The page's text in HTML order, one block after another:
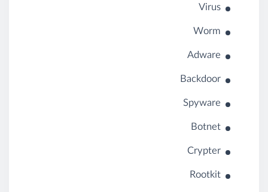
Virus
Worm
Adware
Backdoor
Spyware
Botnet
Crypter
Rootkit